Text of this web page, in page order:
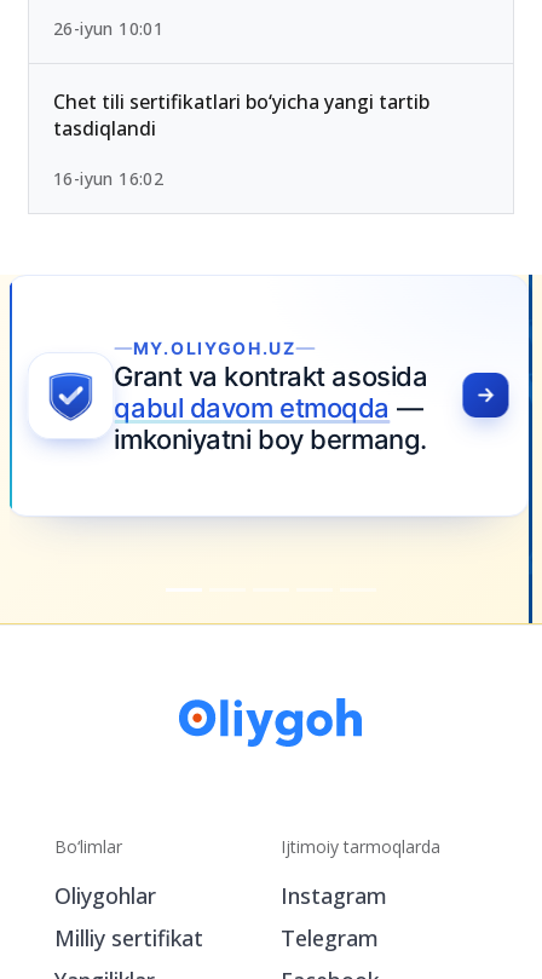
26-iyun 10:01
Chet tili sertifikatlari bo‘yicha yangi tartib
tasdiqlandi
16-iyun 16:02
Bo‘limlar
Oliygohlar
Milliy sertifikat
Ijtimoiy tarmoqlarda
Instagram
Telegram